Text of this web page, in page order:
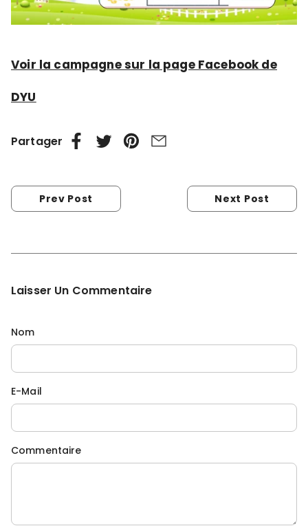
Voir la campagne sur la page Facebook de
DYU
Partager
Prev Post Next Post
Laisser Un Commentaire
Nom
E-Mail
Commentaire